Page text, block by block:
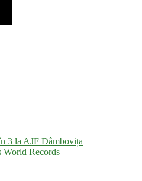
3 la AJF Dâmbovița
World Records